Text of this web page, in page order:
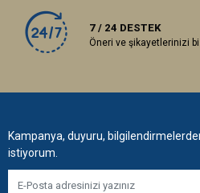
7 / 24 DESTEK
Öneri ve şikayetlerinizi
Kampanya, duyuru,
istiyorum.